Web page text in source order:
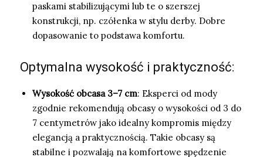
paskami stabilizującymi lub te o szerszej
konstrukcji, np. czółenka w stylu derby. Dobre
dopasowanie to podstawa komfortu.
Optymalna wysokość i praktyczność:
Wysokość obcasa 3–7 cm: Eksperci od mody
zgodnie rekomendują obcasy o wysokości od 3 do
7 centymetrów jako idealny kompromis między
elegancją a praktycznością. Takie obcasy są
stabilne i pozwalają na komfortowe spędzenie